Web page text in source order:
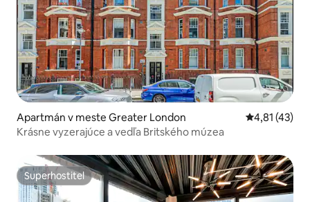
Apartmán v meste Greater London Priemerné
4,81 (43)
Krásne vyzerajúce a vedľa Britského múzea
Superhostiteľ
Superhostiteľ